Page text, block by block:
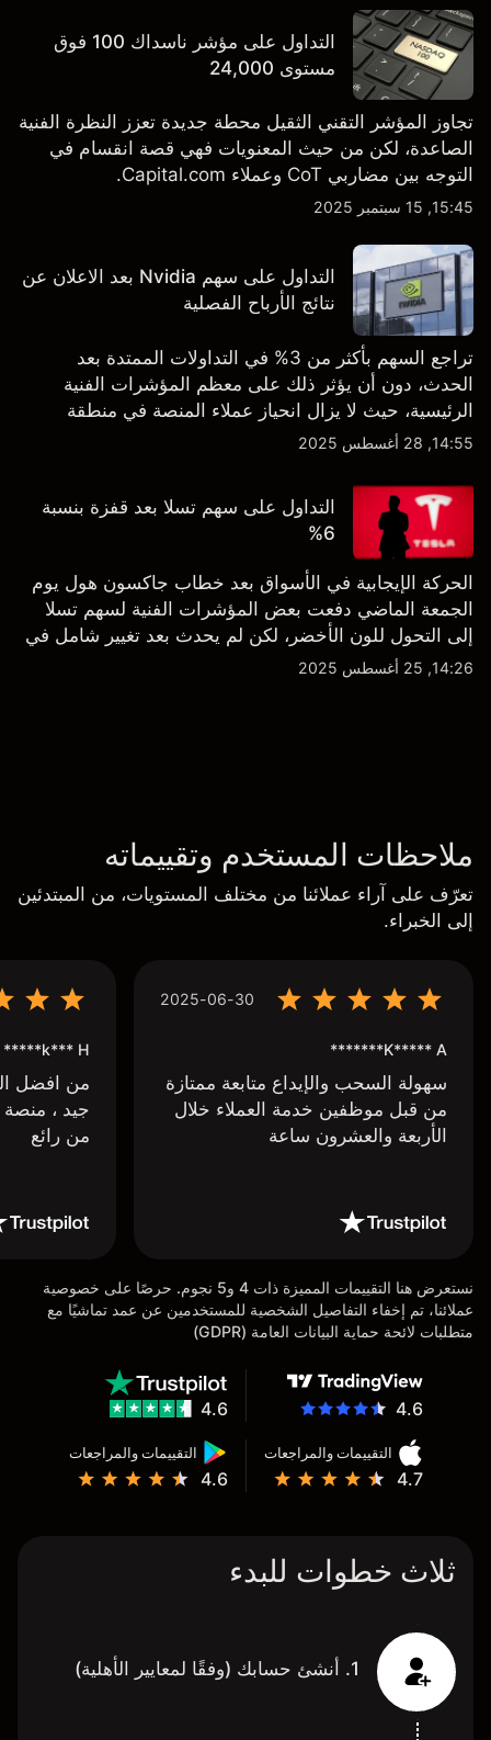
التداول على مؤشر ناسداك 100 فوق
مستوى 24,000
تجاوز المؤشر التقني الثقيل محطة جديدة تعزز النظرة الفنية
الصاعدة، لكن من حيث المعنويات فهي قصة انقسام في
التوجه بين مضاربي CoT وعملاء Capital.com.
15:45, 15 سبتمبر 2025
التداول على سهم Nvidia بعد الاعلان عن
نتائج الأرباح الفصلية
تراجع السهم بأكثر من 3% في التداولات الممتدة بعد
الحدث، دون أن يؤثر ذلك على معظم المؤشرات الفنية
الرئيسية، حيث لا يزال انحياز عملاء المنصة في منطقة
الشراء المفرط.
14:55, 28 أغسطس 2025
التداول على سهم تسلا بعد قفزة بنسبة
6%
الحركة الإيجابية في الأسواق بعد خطاب جاكسون هول يوم
الجمعة الماضي دفعت بعض المؤشرات الفنية لسهم تسلا
إلى التحول للون الأخضر، لكن لم يحدث بعد تغيير شامل في
النظرة الفنية سواء على الإطار اليومي أو الأسبوعي.
14:26, 25 أغسطس 2025
ملاحظات المستخدم وتقييماته
تعرّف على آراء عملائنا من مختلف المستويات، من المبتدئين
إلى الخبراء.
2025-06-30
K***** A*******
سهولة السحب والإيداع متابعة ممتازة
من قبل موظفين خدمة العملاء خلال
الأربعة والعشرون ساعة
k*** H*****
من افضل
جيد ،
من رائع
نستعرض هنا التقييمات المميزة ذات 4 و5 نجوم. حرصًا على خصوصية
عملائنا، تم إخفاء التفاصيل الشخصية للمستخدمين عن عمد تماشيًا مع
متطلبات لائحة حماية البيانات العامة (GDPR)
4.6
التقييمات والمراجعات
4.7
التقييمات والمراجعات
4.6
4.6
ثلاث خطوات للبدء
1. أنشئ حسابك (وفقًا لمعايير الأهلية)